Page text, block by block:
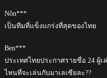
Nôn***
เป็นทีมที่แข็งแกร่งที่สุดของไทย
Ben***
ประเทศไทยประกาศรายชื่อ 24 ผู้
ไหนที่จะเล่นกับมาเลเซียละ??